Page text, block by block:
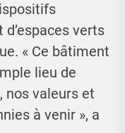
verts
« Ce bâtiment
lieu de
nos valeurs et
à venir », a